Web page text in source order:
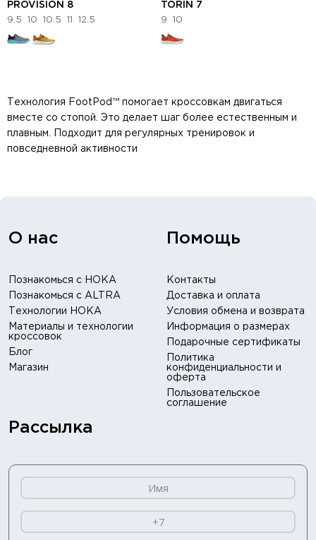
PROVISION 8
9.5 10 10.5 11 12.5
TORIN 7
9 10
Технология FootPod™ помогает кроссовкам двигаться
вместе со стопой. Это делает шаг более естественным и
плавным. Подходит для регулярных тренировок и
повседневной активности
О нас
Познакомься с HOKA
Познакомься с ALTRA
Технологии HOKA
Материалы и технологии
кроссовок
Блог
Магазин
Помощь
Контакты
Доставка и оплата
Условия обмена и возврата
Информация о размерах
Подарочные сертификаты
Политика
конфиденциальности и
оферта
Пользовательское
соглашение
Рассылка